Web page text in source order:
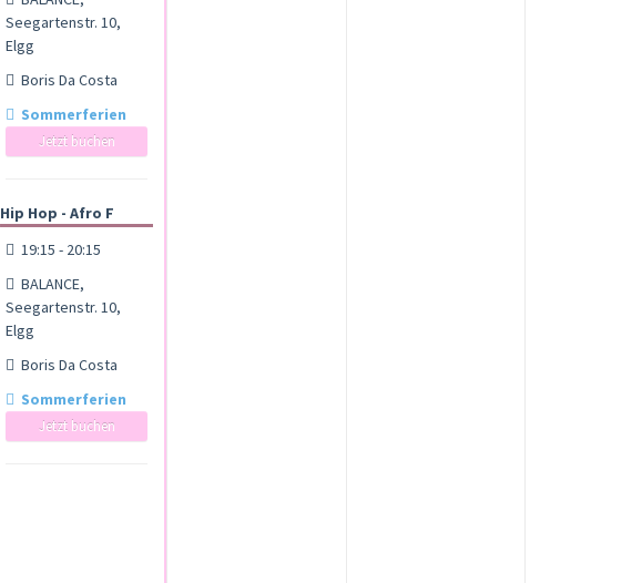
Seegartenstr. 10,
Elgg
Boris Da Costa
Sommerferien
Jetzt buchen
Hip Hop - Afro F
19:15 - 20:15
BALANCE,
Seegartenstr. 10,
Elgg
Boris Da Costa
Sommerferien
Jetzt buchen